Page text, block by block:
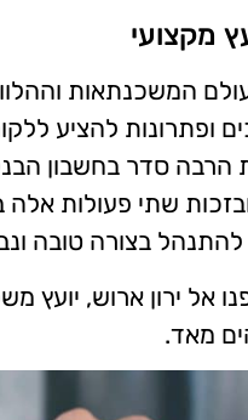
מקצועי
המשכנתאות
ופתרונות להציע
הרבה סדר
שתי פעולות
בצורה טובה
אל ירון ארוש,
מאד.